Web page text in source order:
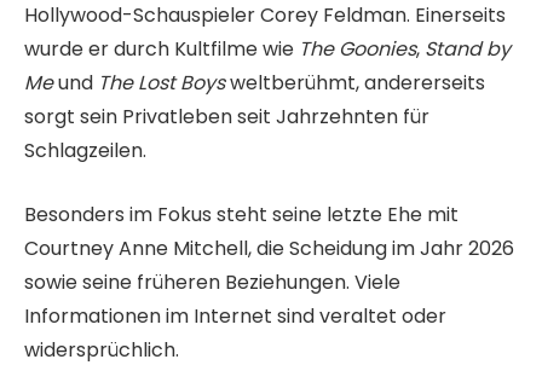
Hollywood-Schauspieler Corey Feldman. Einerseits
wurde er durch Kultfilme wie The Goonies, Stand by
Meund The Lost Boysweltberühmt, andererseits
sorgt sein Privatleben seit Jahrzehnten für
Schlagzeilen.
Besonders im Fokus steht seine letzte Ehe mit
Courtney Anne Mitchell, die Scheidung im Jahr 2026
sowie seine früheren Beziehungen. Viele
Informationen im Internet sind veraltet oder
widersprüchlich.